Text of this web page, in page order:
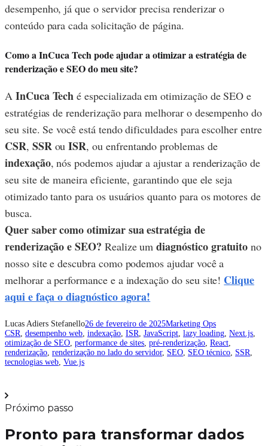
desempenho, já que o servidor precisa renderizar o
conteúdo para cada solicitação de página.
Como a InCuca Tech pode ajudar a otimizar a estratégia de
renderização e SEO do meu site?
A InCuca Tech é especializada em otimização de SEO e
estratégias de renderização para melhorar o desempenho do
seu site. Se você está tendo dificuldades para escolher entre
CSR, SSRouISR, ou enfrentando problemas de
indexação, nós podemos ajudar a ajustar a renderização de
seu site de maneira eficiente, garantindo que ele seja
otimizado tanto para os usuários quanto para os motores de
busca.
Quer saber como otimizar sua estratégia de
renderização e SEO? Realize umdiagnóstico gratuito no
nosso site e descubra como podemos ajudar você a
melhorar a performance e a indexação do seu site! Clique
aqui e faça o diagnóstico agora!
Lucas Adiers Stefanello26 de fevereiro de 2025Marketing Ops
CSR, desempenho web, indexação, ISR, JavaScript, lazy loading, Next.js
otimização de SEO, performance de sites, pré-renderização, React
renderização, renderização no lado do servidor, SEO, SEO técnico, SSR
tecnologias web, Vue.js
Próximo passo
Pronto para transformar dados